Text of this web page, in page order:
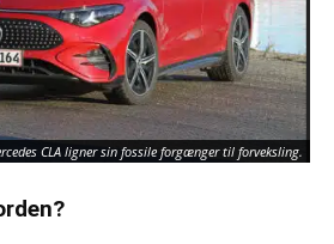
CLA ligner sin fossile forgænger til forveksling.